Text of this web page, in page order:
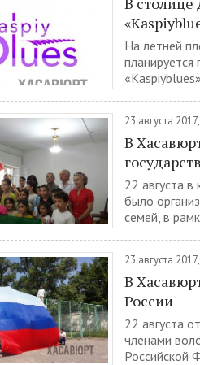
На летней
планируется
23 августа
В
22 августа
было
семей, в
23 августа
В
России
22 августа
членами
Российской